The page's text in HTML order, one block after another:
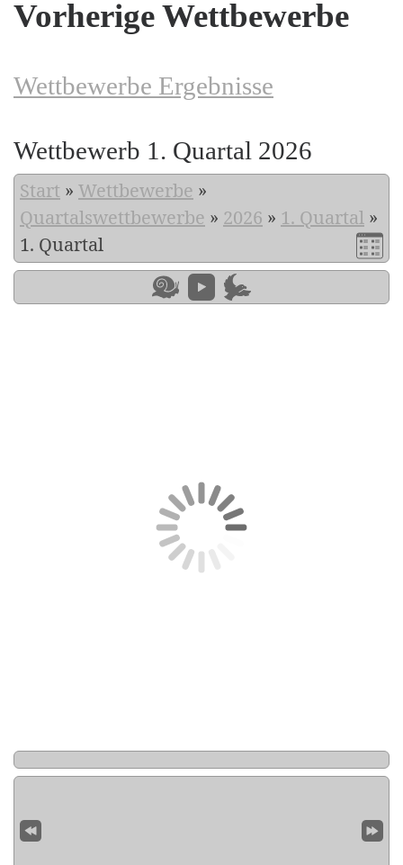
Vorherige Wettbewerbe
Wettbewerbe Ergebnisse
Wettbewerb 1. Quartal 2026
Start » Wettbewerbe »
Quartalswettbewerbe » 2026 » 1. Quartal »
1. Quartal